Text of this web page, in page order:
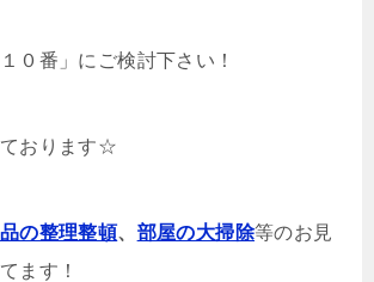
０番」にご検討下さい！
おります☆
の整理整頓、 部屋の大掃除等のお見
ます！